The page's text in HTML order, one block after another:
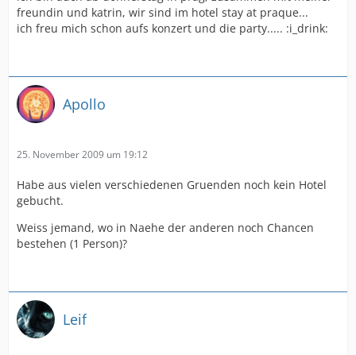
freundin und katrin, wir sind im hotel stay at praque...
ich freu mich schon aufs konzert und die party..... :i_drink:
Apollo
25. November 2009 um 19:12
Habe aus vielen verschiedenen Gruenden noch kein Hotel
gebucht.
Weiss jemand, wo in Naehe der anderen noch Chancen
bestehen (1 Person)?
Leif